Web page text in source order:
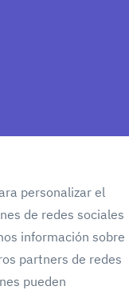
personalizar el
de redes sociales
información sobre
partners de redes
pueden